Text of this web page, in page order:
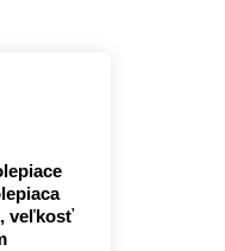
veľkosť